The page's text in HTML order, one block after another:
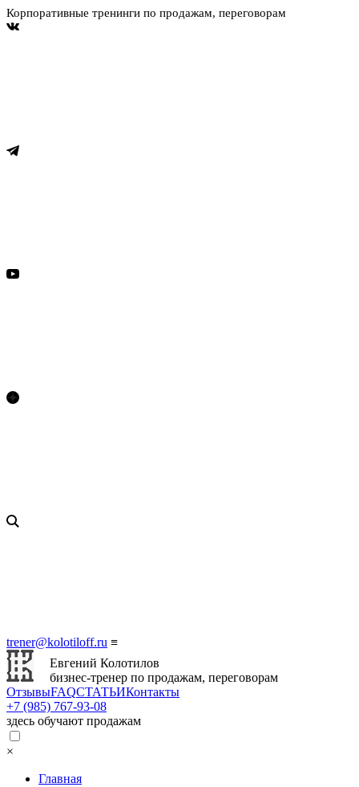
Корпоративные тренинги по продажам, переговорам
trener@kolotiloff.ru ≡
Евгений Колотилов
бизнес-тренер по продажам, переговорам
ОтзывыFAQСТАТЬИКонтакты
+7 (985) 767‑93‑08
здесь обучают продажам
×
Главная